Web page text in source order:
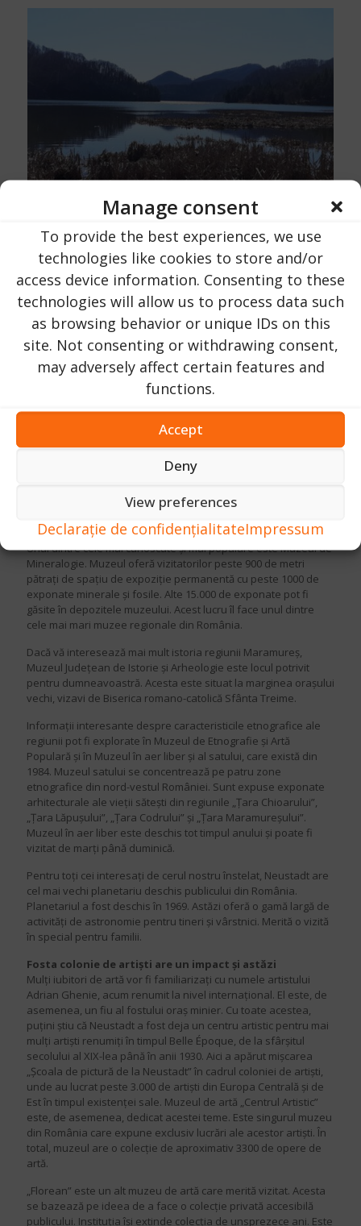
Manage consent
To provide the best experiences, we use
technologies like cookies to store and/or
access device information. Consenting to these
technologies will allow us to process data such
as browsing behavior or unique IDs on this
site. Not consenting or withdrawing consent,
may adversely affect certain features and
functions.
Accept
Deny
View preferences
Declarație de confidențialitateImpressum
Muzee pentru toate gusturile
un muzeu, aveți o alegere bună aici. În plus față de un
planetariu, orașul are în total șase muzee cu obiective diferite.
Unul dintre cele mai cunoscute și mai populare este Muzeul de
Mineralogie. Muzeul oferă vizitatorilor peste 900 de metri
pătrați de spațiu de expoziție permanentă cu peste 1000 de
exponate minerale și fosile. Alte 15.000 de exponate pot fi
găsite în depozitele muzeului. Acest lucru îl face unul dintre
cele mai mari muzee regionale din România.
Dacă vă interesează mai mult istoria regiunii Maramureș,
Muzeul Județean de Istorie și Arheologie este locul potrivit
pentru dumneavoastră. Acesta este situat la marginea orașului
vechi, vizavi de Biserica romano-catolică Sfânta Treime.
Informații interesante despre caracteristicile etnografice ale
regiunii pot fi explorate în Muzeul de Etnografie și Artă
Populară și în Muzeul în aer liber și al satului, care există din
1984. Muzeul satului se concentrează pe patru zone
etnografice din nord-vestul României. Sunt expuse exponate
arhitecturale ale vieții sătești din regiunile „Țara Chioarului”,
„Țara Lăpușului”, „Țara Codrului” și „Țara Maramureșului”.
Muzeul în aer liber este deschis tot timpul anului și poate fi
vizitat de marți până duminică.
Pentru toți cei interesați de cerul nostru înstelat, Neustadt are
cel mai vechi planetariu deschis publicului din România.
Planetariul a fost deschis în 1969. Astăzi oferă o gamă largă de
activități de astronomie pentru tineri și vârstnici. Merită o vizită
în special pentru familii.
Fosta colonie de artiști are un impact și astăzi
Mulți iubitori de artă vor fi familiarizați cu numele artistului
Adrian Ghenie, acum renumit la nivel internațional. El este, de
asemenea, un fiu al fostului oraș minier. Cu toate acestea,
puțini știu că Neustadt a fost deja un centru artistic pentru mai
mulți artiști renumiți în timpul Belle Époque, de la sfârșitul
secolului al XIX-lea până în anii 1930. Aici a apărut mișcarea
„Școala de pictură de la Neustadt” în cadrul coloniei de artiști,
unde au lucrat peste 3.000 de artiști din Europa Centrală și de
Est în timpul existenței sale. Muzeul de artă „Centrul Artistic”
este, de asemenea, dedicat acestei teme. Este singurul muzeu
din România care expune exclusiv lucrări ale acestor artiști. În
total, muzeul are o colecție de aproximativ 3300 de opere de
artă.
„Florean” este un alt muzeu de artă care merită vizitat. Acesta
se bazează pe ideea de a face o colecție privată accesibilă
publicului. Instituția își extinde colecția de unsprezece ani. Este